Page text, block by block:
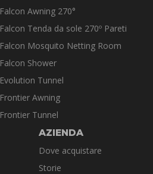
Falcon Awning 270°
Falcon Tenda da sole 270º Pareti
Falcon Mosquito Netting Room
Falcon Shower
Evolution Tunnel
Frontier Awning
Frontier Tunnel
AZIENDA
Dove acquistare
Storie